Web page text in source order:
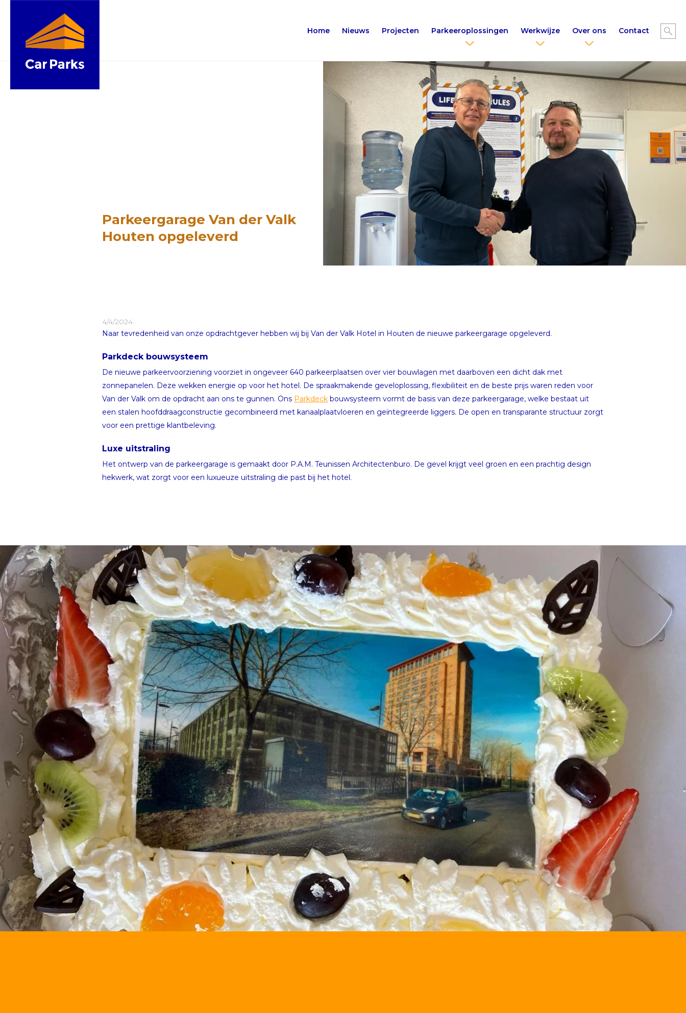
Home Nieuws Projecten Parkeeroplossingen Werkwijze Over ons Contact
Parkeergarage Van der Valk
Houten opgeleverd
4/4/2024
Naar tevredenheid van onze opdrachtgever hebben wij bij Van der Valk Hotel in Houten de nieuwe parkeergarage opgeleverd.
Parkdeck bouwsysteem
De nieuwe parkeervoorziening voorziet in ongeveer 640 parkeerplaatsen over vier bouwlagen met daarboven een dicht dak met
zonnepanelen. Deze wekken energie op voor het hotel. De spraakmakende geveloplossing, flexibiliteit en de beste prijs waren reden voor
Van der Valk om de opdracht aan ons te gunnen. Ons Parkdeck bouwsysteem vormt de basis van deze parkeergarage, welke bestaat uit
een stalen hoofddraagconstructie gecombineerd met kanaalplaatvloeren en geïntegreerde liggers. De open en transparante structuur zorgt
voor een prettige klantbeleving.
Luxe uitstraling
Het ontwerp van de parkeergarage is gemaakt door P.A.M. Teunissen Architectenburo. De gevel krijgt veel groen en een prachtig design
hekwerk, wat zorgt voor een luxueuze uitstraling die past bij het hotel.